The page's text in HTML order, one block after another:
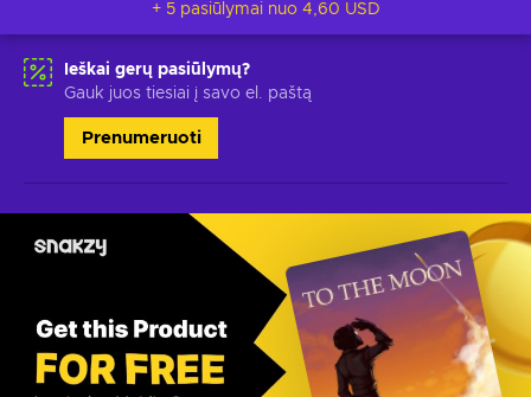
+ 5 pasiūlymai nuo 4,60 USD
Ieškai gerų pasiūlymų?
Gauk juos tiesiai į savo el. paštą
Prenumeruoti